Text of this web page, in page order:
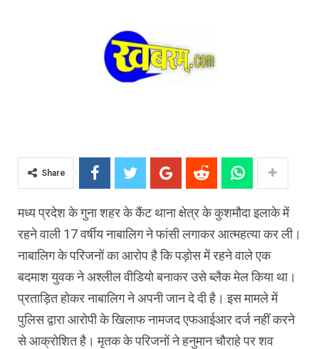
Share
मध्य प्रदेश के गुना शहर के कैंट थाना क्षेत्र के कुशमौदा इलाके में
रहने वाली 17 वर्षीय नाबालिग ने फांसी लगाकर आत्महत्या कर ली।
नाबालिग के परिजनों का आरोप है कि पड़ोस में रहने वाले एक
बदमाश युवक ने अश्लील वीडियो बनाकर उसे ब्लैक मेल किया था।
प्रताड़ित होकर नाबालिग ने अपनी जान दे दी है। इस मामले में
पुलिस द्वारा आरोपी के खिलाफ नामजद एफआईआर दर्ज नहीं करने
से आक्रोशित है। मृतक के परिजनों ने हनुमान चौराहे पर शव